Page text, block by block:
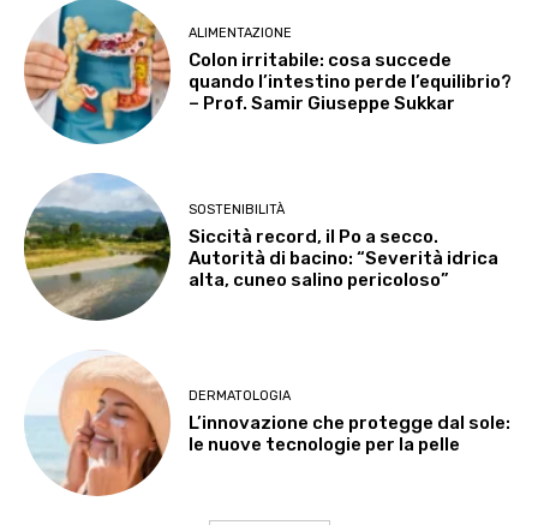
ALIMENTAZIONE
Colon irritabile: cosa succede
quando l’intestino perde l’equilibrio?
– Prof. Samir Giuseppe Sukkar
SOSTENIBILITÀ
Siccità record, il Po a secco.
Autorità di bacino: “Severità idrica
alta, cuneo salino pericoloso”
DERMATOLOGIA
L’innovazione che protegge dal sole:
le nuove tecnologie per la pelle